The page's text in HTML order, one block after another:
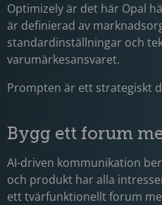
Optimizely är det här Opal
är definierad av
standardinställningar och
varumärkesansvaret.
Prompten är ett strategiskt
Bygg ett forum
AI-driven kommunikation
och produkt har alla
ett tvärfunktionellt forum